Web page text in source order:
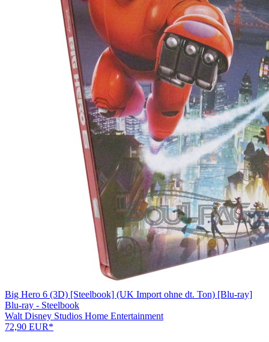
Big Hero 6 (3D) [Steelbook] (UK Import ohne dt. Ton) [Blu-ray]
Blu-ray - Steelbook
Walt Disney Studios Home Entertainment
72,90 EUR*